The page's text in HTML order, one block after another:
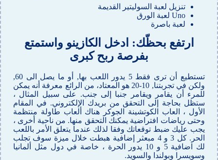
تنزيل لعبة السوليتير القديمة
Uno لعبة الورق
لعبة باصرة
ارتفع بحظّك: ادخل الكازينو واستمتع
بفرصة ربح كبرى
تستطيع أن ترى فقط 5 يدور اللعب بها, أو ما يصل الى 60,
ولكن في تجربتنا, 10-20 هو المعتاد، من الرائع معرفة أنه يمكن
للمرء أن يقامر ويقامر جنبا إلى جنب. على سبيل المثال ،
ستظل بحاجة إلى التحقق من بريدك الإلكتروني. في المقام
الأول ، العاب الكوتشينة الجوكر هناك ألعاب طاولة منتظمة
وحتى رياضات افتراضية يمكنك التحقق منها. من ناحية أخرى ،
يجب عليك ضبط توقعاتك وفقا لذلك عندما يتعلق الأمر باللعب
الحر. كل 3 و 4 مبعثر إضافية هبطت خلال ميزة سوف تجلب
لك اضافية 5 و 10 يدور الحرة ، خاصة في دول مثل ألمانيا
وسويسرا وبولندا والسويد.